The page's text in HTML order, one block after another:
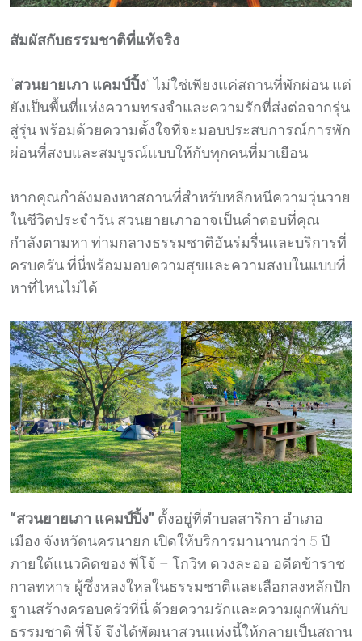
สัมผัสกับธรรมชาติที่แท้จริง
“สวนยายเภา แคมป์ปิ้ง” ไม่ใช่เพียงแค่สถานที่พักผ่อน แต่
ยังเป็นพื้นที่แห่งความทรงจำและความรักที่ส่งต่อจากรุ่น
สู่รุ่น พร้อมด้วยความตั้งใจที่จะมอบประสบการณ์การพัก
ผ่อนที่สงบและสมบูรณ์แบบให้กับทุกคนที่มาเยือน
หากคุณกำลังมองหาสถานที่สำหรับหลีกหนีความวุ่นวาย
ในชีวิตประจำวัน สวนยายเภาอาจเป็นคำตอบที่คุณ
กำลังตามหา ท่ามกลางธรรมชาติอันร่มรื่นและบริการที่
ครบครัน ที่นี่พร้อมมอบความสุขและความสงบในแบบที่
หาที่ไหนไม่ได้
“สวนยายเภา แคมป์ปิ้ง” ตั้งอยู่ที่ตำบลสาริกา อำเภอ
เมือง จังหวัดนครนายก เปิดให้บริการมานานกว่า 5 ปี
ภายใต้แนวคิดของ พี่โจ้ – โกวิท ดวงละออ อดีตข้าราช
กาลทหาร ผู้ซึ่งหลงใหลในธรรมชาติและเลือกลงหลักปัก
ฐานสร้างครอบครัวที่นี่ ด้วยความรักและความผูกพันกับ
ธรรมชาติ พี่โจ้ จึงได้พัฒนาสวนแห่งนี้ให้กลายเป็นสถาน